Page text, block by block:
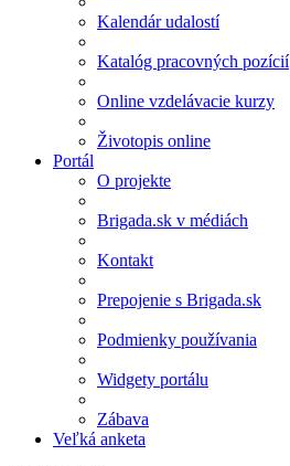
Kalendár udalostí
Katalóg pracovných pozícií
Online vzdelávacie kurzy
Životopis online
Portál
O projekte
Brigada.sk v médiách
Kontakt
Prepojenie s Brigada.sk
Podmienky používania
Widgety portálu
Zábava
Veľká anketa